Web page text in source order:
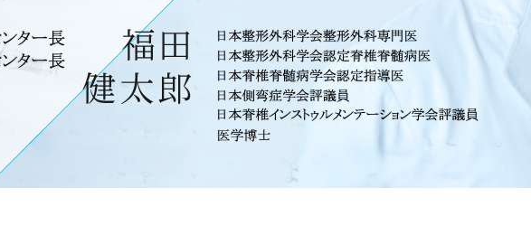
公式SNSアカウント一覧
ご面会について
ご来院にあたって
開示に
よくあ